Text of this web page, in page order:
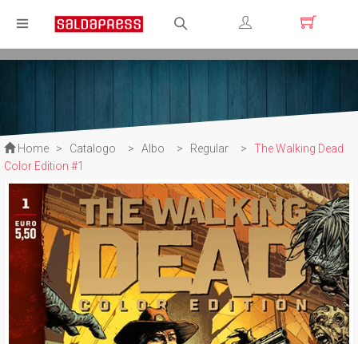
Registrati
Home > Catalogo > Albo > Regular >
The Walking Dead
Color Edition #1